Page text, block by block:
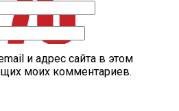
и адрес сайта в этом
моих комментариев.